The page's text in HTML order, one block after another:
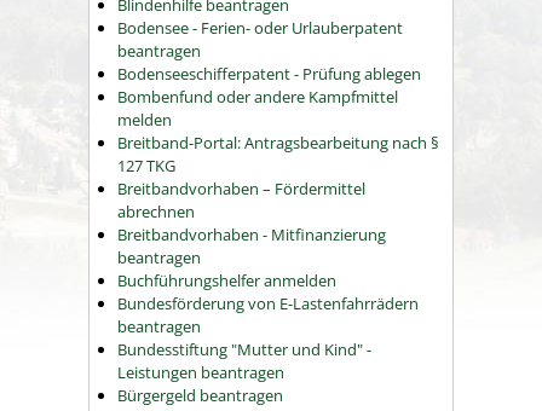
Blindenhilfe beantragen
Bodensee - Ferien- oder Urlauberpatent
beantragen
Bodenseeschifferpatent - Prüfung ablegen
Bombenfund oder andere Kampfmittel
melden
Breitband-Portal: Antragsbearbeitung nach §
127 TKG
Breitbandvorhaben – Fördermittel
abrechnen
Breitbandvorhaben - Mitfinanzierung
beantragen
Buchführungshelfer anmelden
Bundesförderung von E-Lastenfahrrädern
beantragen
Bundesstiftung "Mutter und Kind" -
Leistungen beantragen
Bürgergeld beantragen